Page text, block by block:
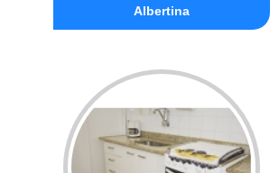
Albertina